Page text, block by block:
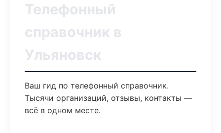
Телефонный
справочник в
Ульяновск
Ваш гид по телефонный справочник.
Тысячи организаций, отзывы, контакты —
всё в одном месте.